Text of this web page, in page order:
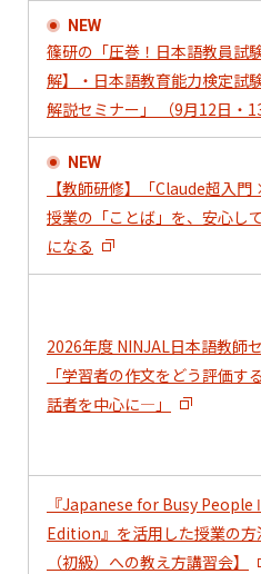
NEW
篠研の「圧巻！日本語教員試
解】・日本語教育能力検定試
解説セミナー」 （9月12日・
NEW
【教師研修】「Claude超入
授業の「ことば」を、安心し
になる
2026年度 NINJAL日本語教師
「学習者の作文をどう評価
話者を中心に―」
『Japanese for Busy
Edition』を活用した授業の方
（初級）への教え方講習会】